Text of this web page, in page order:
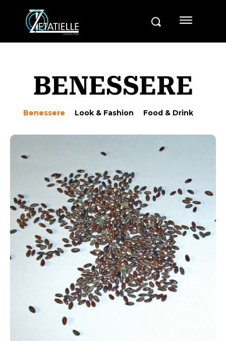
BENESSERE
Benessere Look & Fashion Food & Drink